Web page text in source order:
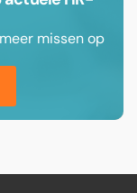
missen op